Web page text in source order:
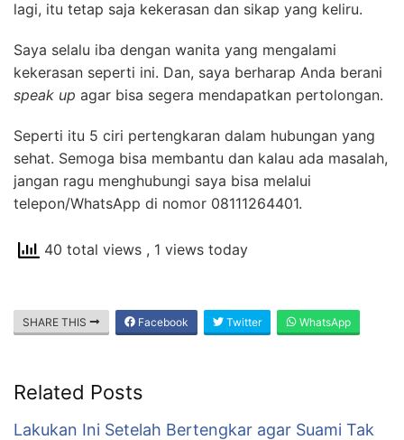
lagi, itu tetap saja kekerasan dan sikap yang keliru.
Saya selalu iba dengan wanita yang mengalami
kekerasan seperti ini. Dan, saya berharap Anda berani
speak up agar bisa segera mendapatkan pertolongan.
Seperti itu 5 ciri pertengkaran dalam hubungan yang
sehat. Semoga bisa membantu dan kalau ada masalah,
jangan ragu menghubungi saya bisa melalui
telepon/WhatsApp di nomor 08111264401.
40 total views , 1 views today
SHARE THIS Facebook Twitter WhatsApp
Related Posts
Lakukan Ini Setelah Bertengkar agar Suami Tak